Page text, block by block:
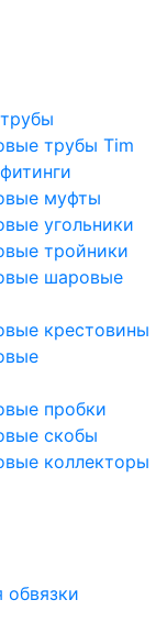
трубы Tim
муфты
угольники
тройники
шаровые
крестовины
пробки
скобы
коллекторы